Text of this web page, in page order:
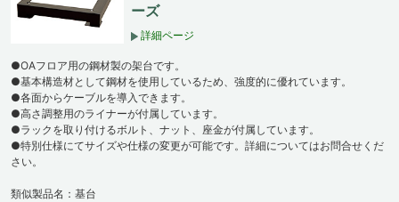
ーズ
詳細ページ
●OAフロア用の鋼材製の架台です。
●基本構造材として鋼材を使用しているため、強度的に優れています。
●各面からケーブルを導入できます。
●高さ調整用のライナーが付属しています。
●ラックを取り付けるボルト、ナット、座金が付属しています。
●特別仕様にてサイズや仕様の変更が可能です。詳細についてはお問合せくだ
さい。
類似製品名：基台